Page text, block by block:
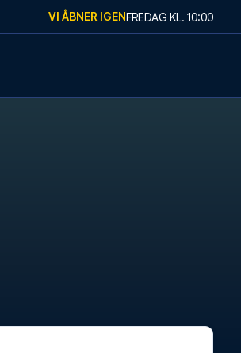
VI ÅBNER IGENFREDAG KL. 10:00